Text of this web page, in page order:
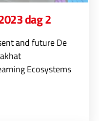
dag 2
and future De
Ecosystems